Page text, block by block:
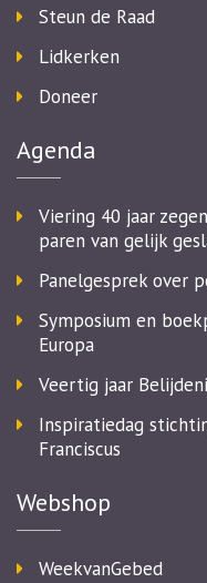
Steun de Raad
Lidkerken
Doneer
Agenda
Viering 40 jaar
paren van gelijk
Panelgesprek over
Symposium en
Europa
Veertig jaar
Inspiratiedag
Franciscus
Webshop
WeekvanGebed